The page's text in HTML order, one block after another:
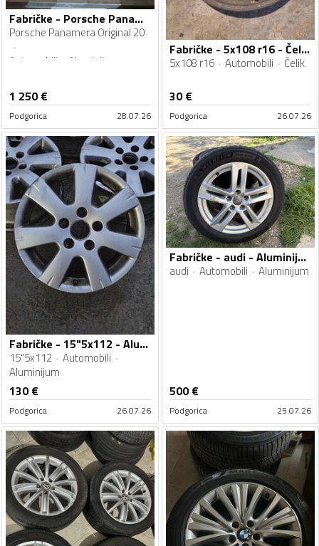
Fabričke - Porsche Panamera Original 20 - Aluminijum felne
Porsche Panamera Original 20
Automobili
Aluminijum
1 250€
Podgorica 28.07.26
Fabričke - 5x108 r16 - Čelik felne
5x108 r16 Automobili Čelik
30€
Podgorica 26.07.26
Fabričke - 15"5x112 - Aluminijum felne
15"5x112
Automobili
Aluminijum
130€
Podgorica 26.07.26
Fabričke - audi - Aluminijum felne
audi Automobili Aluminijum
500€
Podgorica 25.07.26